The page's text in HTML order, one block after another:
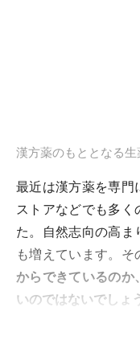
漢方薬のもととなる
最近は漢方薬を専門
ストアなどでも多く
た。自然志向の高ま
も増えています。そ
からできているのか
いのではないでしょ